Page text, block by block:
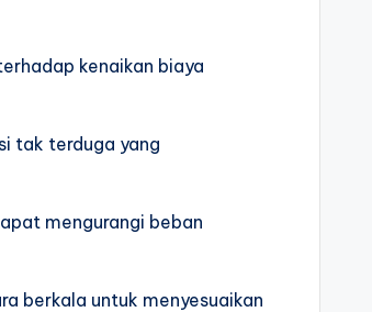
kenaikan biaya
tak terduga yang
mengurangi beban
berkala untuk menyesuaikan